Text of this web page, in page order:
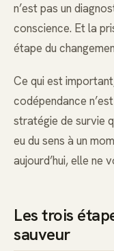
n’est pas un
conscience. Et la
étape du
Ce qui est
codépendance
stratégie de survie
eu du sens à un
aujourd’hui, elle ne
Les trois
sauveur